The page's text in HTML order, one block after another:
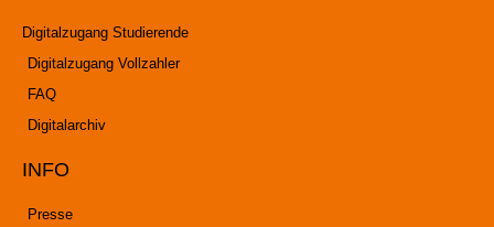
Digitalzugang Studierende
Digitalzugang Vollzahler
FAQ
Digitalarchiv
INFO
Presse